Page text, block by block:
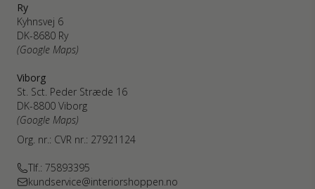
Ry
Kyhnsvej 6
DK-8680 Ry
(Google Maps)
Viborg
St. Sct. Peder Stræde 16
DK-8800 Viborg
(Google Maps)
Org. nr.: CVR nr.: 27921124
Tlf.: 75893395
kundservice@interiorshoppen.no